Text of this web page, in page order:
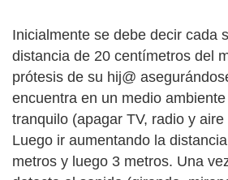
Inicialmente se debe decir cada
distancia de 20 centímetros del
prótesis de su hij@
encuentra en un medio
tranquilo (apagar TV, radio y
Luego ir aumentando la
metros y luego 3 metros. Una